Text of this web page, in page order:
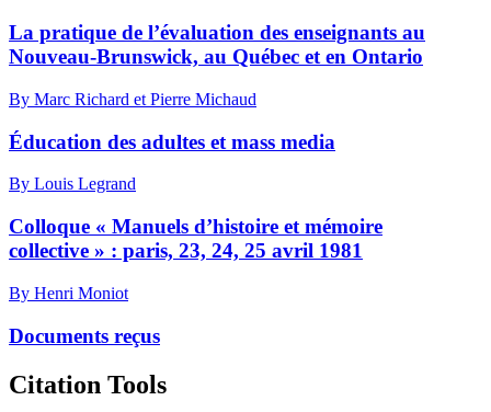
La pratique de l’évaluation des enseignants au
Nouveau-Brunswick, au Québec et en Ontario
By Marc Richard et Pierre Michaud
Éducation des adultes et mass media
By Louis Legrand
Colloque « Manuels d’histoire et mémoire
collective » : paris, 23, 24, 25 avril 1981
By Henri Moniot
Documents reçus
Citation Tools